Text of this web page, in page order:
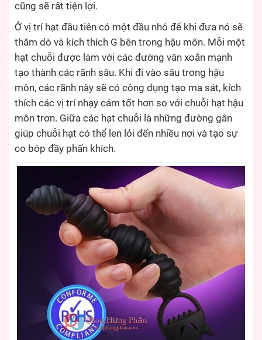
cũng sẽ rất tiện lợi.
Ở vị trí hạt đầu tiên có một đầu nhỏ để khi đưa nó sẽ
thăm dò và kích thích G bên trong hậu môn. Mỗi một
hạt chuỗi được làm với các đường vân xoắn mạnh
tạo thành các rãnh sâu. Khi đi vào sâu trong hậu
môn, các rãnh này sẽ có công dụng tạo ma sát, kích
thích các vị trí nhạy cảm tốt hơn so với chuỗi hạt hậu
môn trơn. Giữa các hạt chuỗi là những đường gân
giúp chuỗi hạt có thể len lỏi đến nhiều nơi và tạo sự
co bóp đầy phấn khích.